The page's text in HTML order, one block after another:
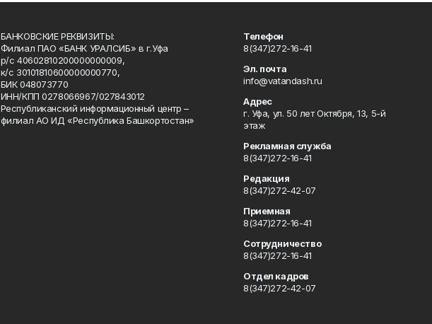
БАНКОВСКИЕ РЕКВИЗИТЫ:
Филиал ПАО «БАНК УРАЛСИБ» в г.Уфа
р/с 40602810200000000009,
к/с 30101810600000000770,
БИК 048073770
ИНН/КПП 0278066967/027843012
Республиканский информационный центр –
филиал АО ИД «Республика Башкортостан»
Телефон
8(347)272-16-41
Эл. почта
info@vatandash.ru
Адрес
г. Уфа, ул. 50 лет Октября, 13, 5-й
этаж
Рекламная служба
8(347)272-16-41
Редакция
8(347)272-42-07
Приемная
8(347)272-16-41
Сотрудничество
8(347)272-16-41
Отдел кадров
8(347)272-42-07